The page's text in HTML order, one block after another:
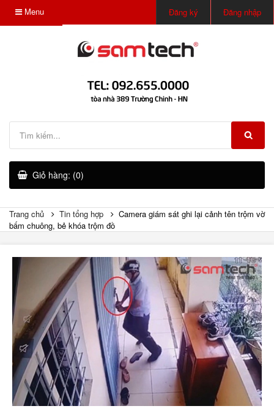
Menu Đăng ký Đăng nhập
Giỏ hàng: (0)
Trang chủ Tin tổng hợp
Camera giám sát ghi lại cảnh tên trộm vờ
bấm chuông, bẻ khóa trộm đồ